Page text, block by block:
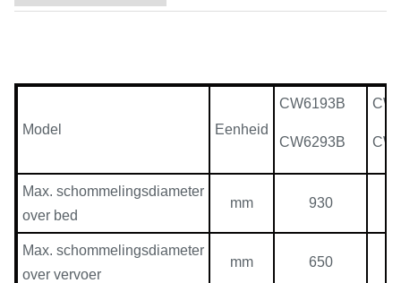
Model Eenheid
CW6193B
CW6293B
Max. schommelingsdiameter
over bed
mm 930
Max. schommelingsdiameter
over vervoer
mm 650